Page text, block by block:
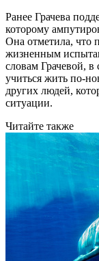
Ранее Грачева
которому
Она отметила, что
жизненным
словам Грачевой, в
учиться жить по-
других людей,
ситуации.
Читайте также